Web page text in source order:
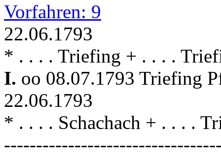
Vorfahren: 9
22.06.1793
* . . . . Triefing + . . . .
I. oo 08.07.1793 Triefing
22.06.1793
* . . . . Schachach + . . . .